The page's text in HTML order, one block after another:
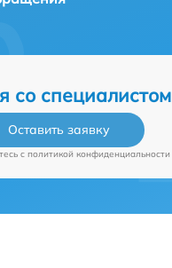
со специалистом
Оставить заявку
c политикой конфиденциальности